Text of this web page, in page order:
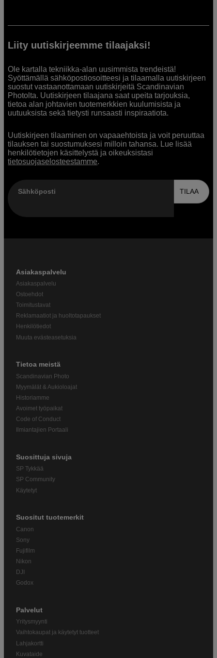
Liity uutiskirjeemme tilaajaksi!
Ole kartalla tekniikka-alan uusimmista trendeistä!
Syöttämällä sähköpostiosoitteesi ja tilaamalla uutiskirjeen
suostut vastaanottamaan uutiskirjeitä Scandinavian
Photolta. Uutiskirjeen tilaajana saat upeita tarjouksia,
tietoa alan johtavien tuotemerkkien kuulumisista ja
uutuuksista sekä tietysti runsaasti inspiraatiota.
Uutiskirjeen tilaaminen on vapaaehtoista ja voit peruuttaa
tilauksen tai suostumuksesi milloin tahansa. Lue lisää
henkilötietojen käsittelystä ja oikeuksistasi
tietosuojaselosteestamme.
Sähköposti TILAA
Asiakaspalvelu
Asiakaspalvelu
Ostoehdot
Toimitustavat
Reklamaatiot ja huoltotapaukset
Henkilötiedot
Muuta evästeasetuksia
Tietoa meistä
Scandinavian Photo
Myymälät & Aukioloajat
Historiamme
Avoimet työpaikat
Code of Conduct
Ilmiantajien Portaali
Suosittuja sivuja
SP Tykkää
SP Community
Käytetyt
Suositut tuotemerkit
Canon
Sony
Fujifilm
Nikon
DJI
Godox
Palvelut
Yritysmyynti
Vaihtokaupat ja käytetyt tuotteet
Lahjakortti
Kuvataide